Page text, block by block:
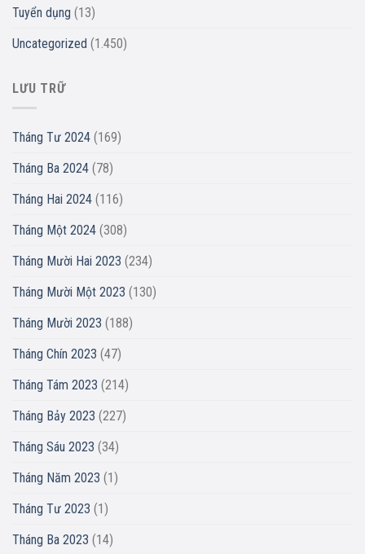
Tuyển dụng (13)
Uncategorized (1.450)
LƯU TRỮ
Tháng Tư 2024 (169)
Tháng Ba 2024 (78)
Tháng Hai 2024 (116)
Tháng Một 2024 (308)
Tháng Mười Hai 2023 (234)
Tháng Mười Một 2023 (130)
Tháng Mười 2023 (188)
Tháng Chín 2023 (47)
Tháng Tám 2023 (214)
Tháng Bảy 2023 (227)
Tháng Sáu 2023 (34)
Tháng Năm 2023 (1)
Tháng Tư 2023 (1)
Tháng Ba 2023 (14)